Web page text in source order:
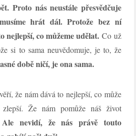
Proto nás neustále přesvědčuje
hrát dál. Protože bez ní
nejlepší, co můžeme udělat.Co už
si to sama neuvědomuje, je to, že
době ničí, je ona sama.
že nám dává to nejlepší, co může
Že nám pomůže náš život
Ale nevidí, že nás právě touto